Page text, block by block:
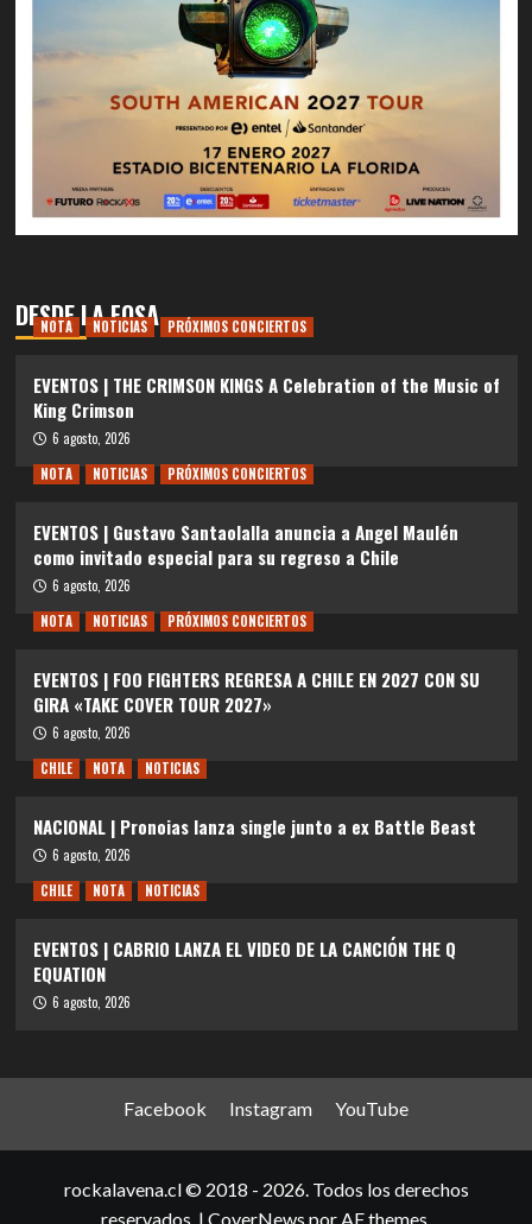
DESDE LA FOSA
NOTA NOTICIAS PRÓXIMOS CONCIERTOS
EVENTOS | THE CRIMSON KINGS A Celebration of the Music of
King Crimson
6 agosto, 2026
NOTA
NOTICIAS PRÓXIMOS CONCIERTOS
EVENTOS | Gustavo Santaolalla anuncia a Angel Maulén
como invitado especial para su regreso a Chile
6 agosto, 2026
NOTA
NOTICIAS PRÓXIMOS CONCIERTOS
EVENTOS | FOO FIGHTERS REGRESA A CHILE EN 2027 CON SU
GIRA «TAKE COVER TOUR 2027»
6 agosto, 2026
CHILE
NOTA NOTICIAS
NACIONAL | Pronoias lanza single junto a ex Battle Beast
6 agosto, 2026
CHILE
NOTA NOTICIAS
EVENTOS | CABRIO LANZA EL VIDEO DE LA CANCIÓN THE Q
EQUATION
6 agosto, 2026
Facebook Instagram YouTube
rockalavena.cl © 2018 - 2026. Todos los derechos
reservados. | CoverNews por AF themes.